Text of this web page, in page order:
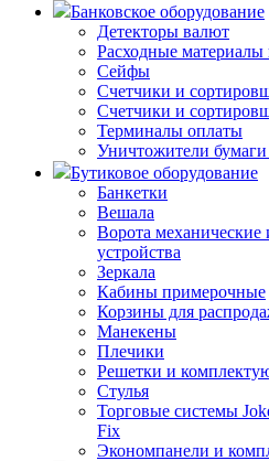
Банковское оборудование
Детекторы валют
Расходные
Сейфы
Счетчики и
Счетчики и
Терминалы оплаты
Уничтожители
Бутиковое оборудование
Банкетки
Вешала
Ворота механические
устройства
Зеркала
Кабины примерочные
Корзины для
Манекены
Плечики
Решетки и
Стулья
Торговые системы
Fix
Экономпанели и